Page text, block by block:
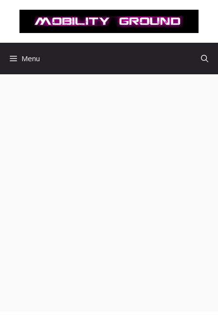
로
Menu